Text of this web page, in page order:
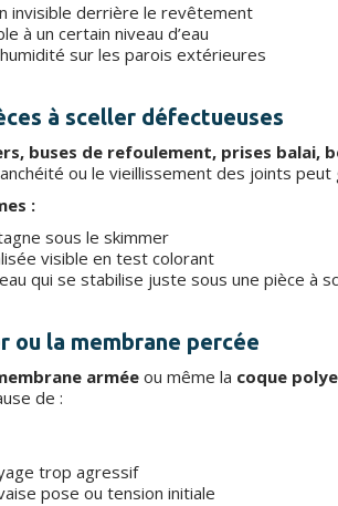
invisible derrière le revêtement
à un certain niveau d’eau
sur les parois extérieures
à sceller défectueuses
buses de refoulement, prises balai,
ou le vieillissement des joints
:
sous le skimmer
visible en test colorant
qui se stabilise juste sous une pièce à
ou la membrane percée
arméeou même la coque
de :
trop agressif
pose ou tension initiale